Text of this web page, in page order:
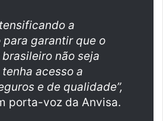
a
garantir que o
não seja
acesso a
e de qualidade”,
porta-voz da Anvisa.